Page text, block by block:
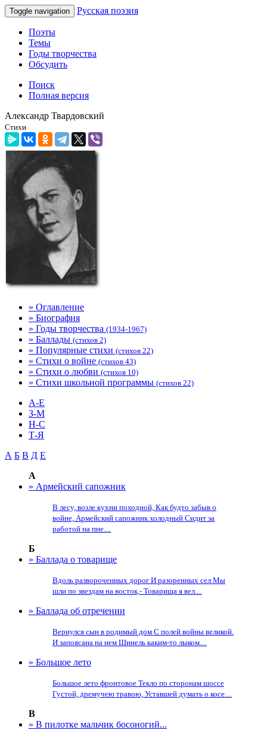
Toggle navigation Русская поэзия
Поэты
Темы
Годы творчества
Обсудить
Поиск
Полная версия
Александр Твардовский
Стихи
» Оглавление
» Биография
» Годы творчества (1934-1967)
» Баллады (стихов 2)
» Популярные стихи (стихов 22)
» Стихи о войне (стихов 43)
» Стихи о любви (стихов 10)
» Стихи школьной программы (стихов 22)
А-Е
З-М
Н-С
Т-Я
А Б В Д Е
А
» Армейский сапожник
В лесу, возле кухни походной, Как будто забыв о
войне, Армейский сапожник холодный Сидит за
работой на пне....
Б
» Баллада о товарище
Вдоль развороченных дорог И разоренных сел Мы
шли по звездам на восток,- Товарища я вел....
» Баллада об отречении
Вернулся сын в родимый дом С полей войны великой.
И запоясана на нем Шинель каким-то лыком....
» Большое лето
Большое лето фронтовое Текло по сторонам шоссе
Густой, дремучею травою, Уставшей думать о косе....
В
» В пилотке мальчик босоногий...